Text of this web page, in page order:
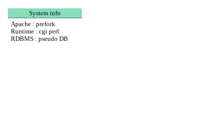
System info
Apache : prefork
Runtime : cgi perl
RDBMS : pseudo DB